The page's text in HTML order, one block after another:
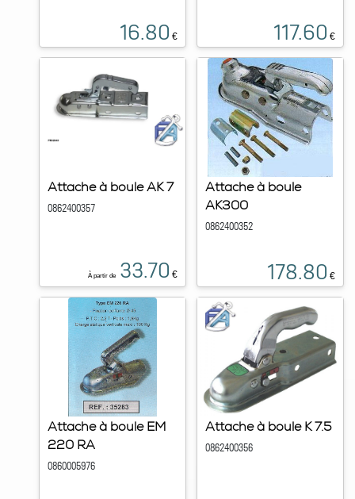
16.80 € 117.60 €
Attache à boule AK 7
0862400357
À partir de 33.70 €
Attache à boule
AK300
0862400352
178.80 €
Attache à boule EM
220 RA
0860005976
Attache à boule K 7.5
0862400356